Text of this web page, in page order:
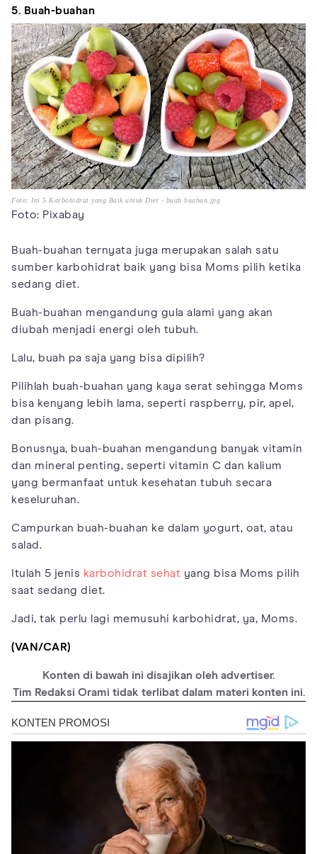
5. Buah-buahan
Foto: Ini 5 Karbohidrat yang Baik untuk Diet - buah buahan.jpg
Foto: Pixabay
Buah-buahan ternyata juga merupakan salah satu
sumber karbohidrat baik yang bisa Moms pilih ketika
sedang diet.
Buah-buahan mengandung gula alami yang akan
diubah menjadi energi oleh tubuh.
Lalu, buah pa saja yang bisa dipilih?
Pilihlah buah-buahan yang kaya serat sehingga Moms
bisa kenyang lebih lama, seperti raspberry, pir, apel,
dan pisang.
Bonusnya, buah-buahan mengandung banyak vitamin
dan mineral penting, seperti vitamin C dan kalium
yang bermanfaat untuk kesehatan tubuh secara
keseluruhan.
Campurkan buah-buahan ke dalam yogurt, oat, atau
salad.
Itulah 5 jenis karbohidrat sehat yang bisa Moms pilih
saat sedang diet.
Jadi, tak perlu lagi memusuhi karbohidrat, ya, Moms.
(VAN/CAR)
Konten di bawah ini disajikan oleh advertiser.
Tim Redaksi Orami tidak terlibat dalam materi konten ini.